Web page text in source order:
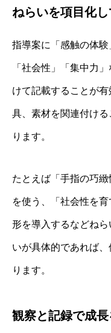
ねらいを項目化
指導案に「感触の体験
「社会性」「集中力
けて記載することが
具、素材を関連付け
ります。
たとえば「手指の巧
を使う、「社会性を
形を導入するなどね
いが具体的であれば
ります。
観察と記録で成